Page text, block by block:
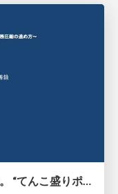
改善しないと、タスクが回らない。 “てんこ盛りポジション” を引き継いだ情シスの、入社3ヶ月の業務改善録